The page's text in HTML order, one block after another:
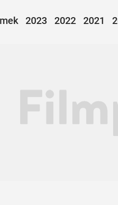
2023 2022 2021